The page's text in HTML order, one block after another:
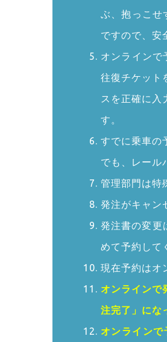
ぶ、抱っこせ
ですので、安
オンラインで
往復チケット
スを正確に入
す。
すでに乗車の
でも、レール
管理部門は特
発注がキャン
発注書の変更
めて予約して
現在予約はオ
オンラインで
注完了」にな
オンライン